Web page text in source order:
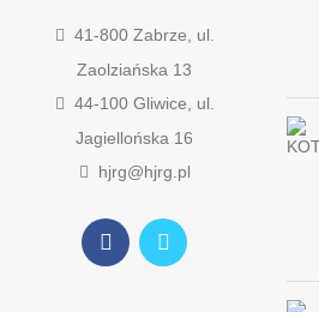
41-800 Zabrze, ul.
Zaolziańska 13
44-100 Gliwice, ul.
Jagiellońska 16
hjrg@hjrg.pl